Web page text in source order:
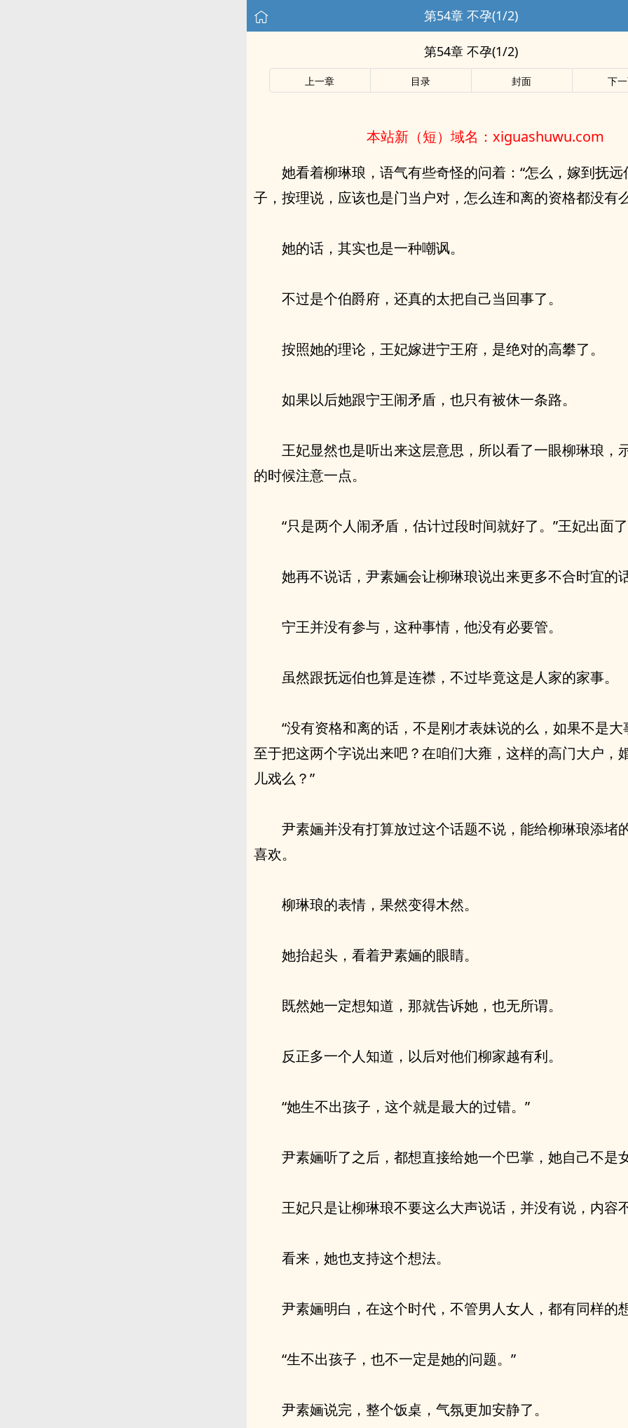
第54章 不孕(1/2)
第54章 不孕(1/2)
上一章 目录 封面 下
本站新（短）域名：xiguashuwu.com
她看着柳琳琅，语气有些奇怪的问着：“怎么，嫁到抚远
子，按理说，应该也是门当户对，怎么连和离的资格都没有
她的话，其实也是一种嘲讽。
不过是个伯爵府，还真的太把自己当回事了。
按照她的理论，王妃嫁进宁王府，是绝对的高攀了。
如果以后她跟宁王闹矛盾，也只有被休一条路。
王妃显然也是听出来这层意思，所以看了一眼柳琳琅，
的时候注意一点。
“只是两个人闹矛盾，估计过段时间就好了。”王妃出面了
她再不说话，尹素婳会让柳琳琅说出来更多不合时宜的话
宁王并没有参与，这种事情，他没有必要管。
虽然跟抚远伯也算是连襟，不过毕竟这是人家的家事。
“没有资格和离的话，不是刚才表妹说的么，如果不是大
至于把这两个字说出来吧？在咱们大雍，这样的高门大户，
儿戏么？”
尹素婳并没有打算放过这个话题不说，能给柳琳琅添堵
喜欢。
柳琳琅的表情，果然变得木然。
她抬起头，看着尹素婳的眼睛。
既然她一定想知道，那就告诉她，也无所谓。
反正多一个人知道，以后对他们柳家越有利。
“她生不出孩子，这个就是最大的过错。”
尹素婳听了之后，都想直接给她一个巴掌，她自己不是
王妃只是让柳琳琅不要这么大声说话，并没有说，内容不
看来，她也支持这个想法。
尹素婳明白，在这个时代，不管男人女人，都有同样的想
“生不出孩子，也不一定是她的问题。”
尹素婳说完，整个饭桌，气氛更加安静了。